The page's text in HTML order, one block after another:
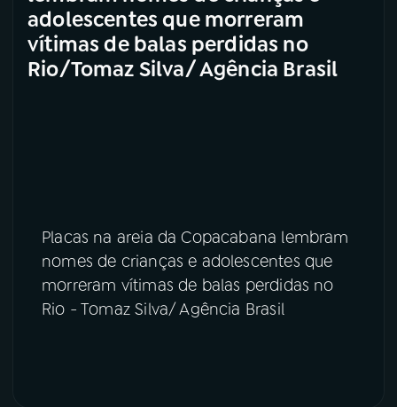
adolescentes que morreram
vítimas de balas perdidas no
Rio/Tomaz Silva/ Agência Brasil
Placas na areia da Copacabana lembram
nomes de crianças e adolescentes que
morreram vítimas de balas perdidas no
Rio - Tomaz Silva/ Agência Brasil